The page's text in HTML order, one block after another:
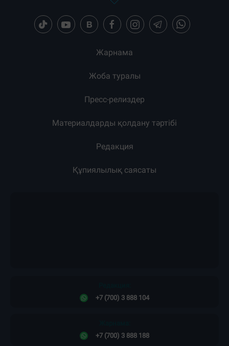
Жарнама
Жоба туралы
Пресс-релиздер
Материалдарды қолдану тәртібі
Редакция
Құпиялылық саясаты
+7 (700) 3 888 104
+7 (700) 3 888 188